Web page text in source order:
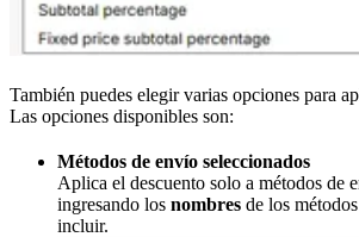
También puedes elegir varias opciones para
Las opciones disponibles son:
Métodos de envío seleccionados
Aplica el descuento solo a métodos de
ingresando los nombres de los
incluir.